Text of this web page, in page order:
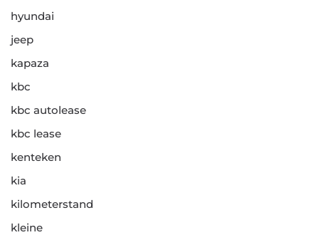
hyundai
jeep
kapaza
kbc
kbc autolease
kbc lease
kenteken
kia
kilometerstand
kleine